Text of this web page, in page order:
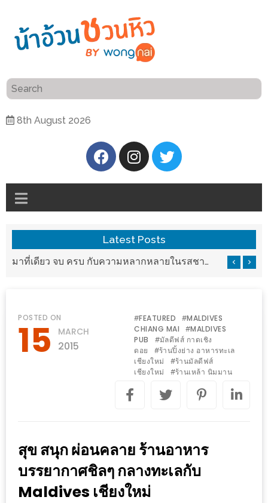
8th August 2026
แนะนำ
อ้วน
ความ
เป็น
ศิริ
ปัน
นาฯ
เชียงใหม่
เล่น
กัน
…
งาน
เดียว
Latest Posts
แวะมาชิลยามเย็น กับจุดเช็คอินชมวิวดอยสุเทพสุดฟิน เครื่องดื่มและอาหารครบครันที่ Pool House
POSTED ON
15 MARCH
2015
#FEATURED #MALDIVES
CHIANG MAI
#MALDIVES
PUB
#มัลดีฟส์ กาดเชิง
ดอย
#ร้านปิ้งย่าง อาหารทะเล
เชียงใหม่
#ร้านมัลดีฟส์
เชียงใหม่
#ร้านเหล้า นิมมาน
สุข สนุก ผ่อนคลาย ร้านอาหาร
บรรยากาศชิลๆ กลางทะเลกับ
Maldives เชียงใหม่